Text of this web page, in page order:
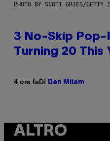
PHOTO BY SCOTT GRIES/GETTY
3 No-Skip Pop-
Turning 20 This
4 ore faDi Dan Milam
ALTRO